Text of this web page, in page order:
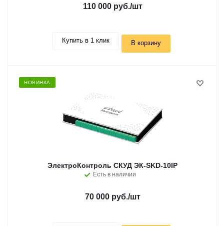
110 000 руб./шт
Купить в 1 клик В корзину
НОВИНКА
ЭлектроКонтроль СКУД ЭК-SKD-10IP
Есть в наличии
70 000 руб./шт